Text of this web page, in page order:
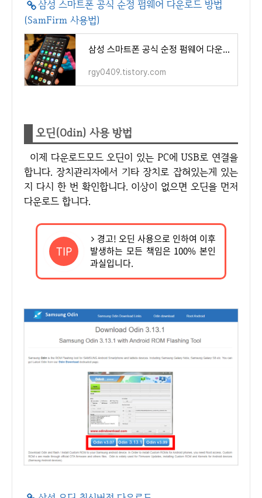
삼성 스마트폰 공식 순정 펌웨어 다운로드 방법
(SamFirm 사용법)
삼성 스마트폰 공식 순정 펌웨어 다운로드 방법 (SamFirm 사용법)
rgy0409.tistory.com
오딘(Odin) 사용 방법
이제 다운로드모드 오딘이 있는 PC에 USB로 연결을
합니다. 장치관리자에서 기타 장치로 잡혀있는게 있는
지 다시 한 번 확인합니다. 이상이 없으면 오딘을 먼저
다운로드 합니다.
TIP
경고! 오딘 사용으로 인하여 이후
발생하는 모든 책임은 100% 본인
과실입니다.